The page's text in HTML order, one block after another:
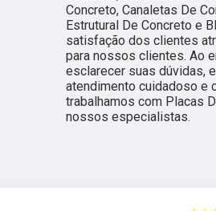
Concreto, Canaletas De
Estrutural De Concreto e
satisfação dos clientes
para nossos clientes. Ao
esclarecer suas dúvidas,
atendimento cuidadoso e
trabalhamos com Placas
nossos especialistas.